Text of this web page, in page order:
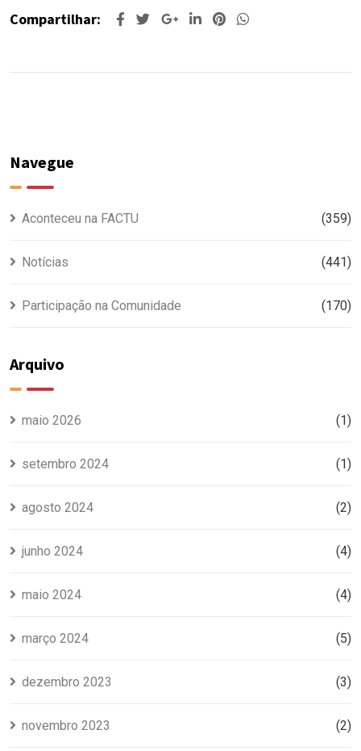
Compartilhar:
Navegue
Aconteceu na FACTU (359)
Notícias (441)
Participação na Comunidade (170)
Arquivo
maio 2026 (1)
setembro 2024 (1)
agosto 2024 (2)
junho 2024 (4)
maio 2024 (4)
março 2024 (5)
dezembro 2023 (3)
novembro 2023 (2)